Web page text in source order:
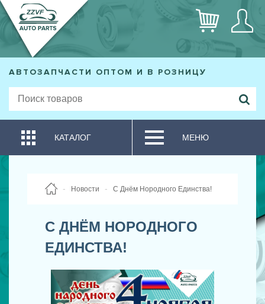
АВТОЗАПЧАСТИ ОПТОМ И В РОЗНИЦУ
КАТАЛОГ МЕНЮ
Новости С Днём Нородного Единства!
С ДНЁМ НОРОДНОГО
ЕДИНСТВА!